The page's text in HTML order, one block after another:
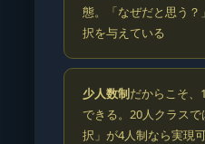
態。「なぜだと思う
択を与えている
少人数制だからこそ、
できる。20人クラス
択」が4人制なら実現